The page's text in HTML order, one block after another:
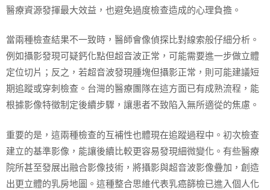
醫療資源發揮最大效益，也避免過度檢查造成的心理負擔。
當兩種檢查結果不一致時，醫師會像偵探比對線索般仔細分析。
例如攝影發現可疑鈣化點但超音波正常，可能需要進一步做立體
定位切片；反之，若超音波發現腫塊但攝影正常，則可能建議短
期追蹤或穿刺檢查。台灣的醫療團隊在這方面已有成熟流程，能
根據影像特徵制定後續步驟，讓患者不致陷入無所適從的焦慮。
重要的是，這兩種檢查的互補性也體現在追蹤過程中。初次檢查
建立的基準影像，能讓後續比較更容易發現細微變化。有些醫療
院所甚至發展出融合影像技術，將攝影與超音波影像疊加，創造
出更立體的乳房地圖。這種整合思維代表乳癌篩檢已進入個人化